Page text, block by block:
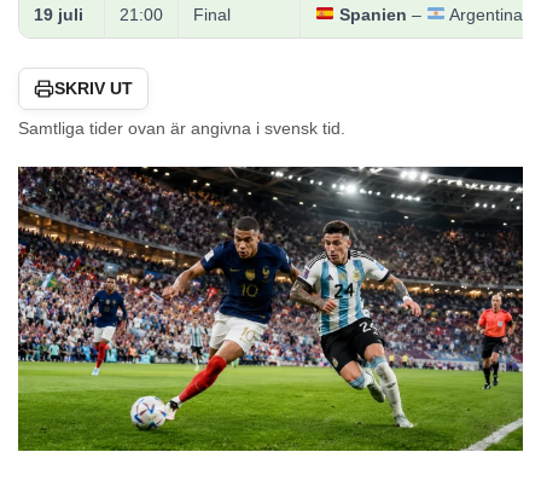
19 juli 21:00 Final Spanien – Argentina
SKRIV UT
Samtliga tider ovan är angivna i svensk tid.